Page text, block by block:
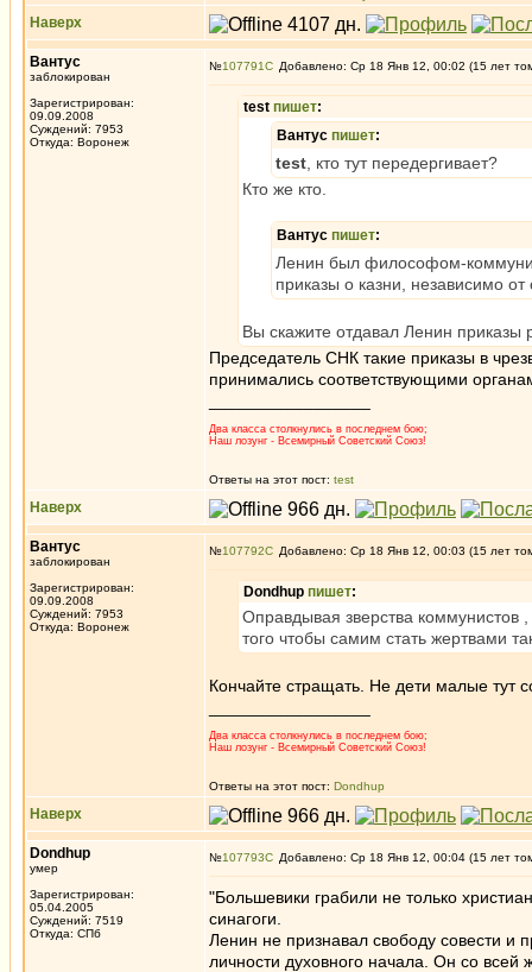
Наверх
Вантус
заблокирован
Зарегистрирован:
09.09.2008
Суждений: 7953
Откуда: Воронеж
№107791 Добавлено: Ср 18 Янв 12, 00:02 (15 лет
test пишет:
Вантус пишет:
test , кто тут передергивает?
Кто же кто.
Вантус пишет:
Ленин был философом-
приказы о казни, независимо
Вы скажите отдавал Ленин приказы
Председатель СНК такие приказы в
принимались соответствующими
Два класса столкнулись в последнем бою;
Наш лозунг - Всемирный Советский Союз!
Ответы на этот пост: test
Наверх
Вантус
заблокирован
Зарегистрирован:
09.09.2008
Суждений: 7953
Откуда: Воронеж
№107792 Добавлено: Ср 18 Янв 12, 00:03 (15 лет
Dondhup пишет:
Оправдывая зверства коммунистов
того чтобы самим стать жертвами
Кончайте стращать. Не дети малые тут
Два класса столкнулись в последнем бою;
Наш лозунг - Всемирный Советский Союз!
Ответы на этот пост: Dondhup
Наверх
Dondhup
умер
Зарегистрирован:
05.04.2005
Суждений: 7519
Откуда: СПб
№107793 Добавлено: Ср 18 Янв 12, 00:04 (15 лет
"Большевики грабили не только
синагоги.
Ленин не признавал свободу совести и
личности духовного начала. Он со всей